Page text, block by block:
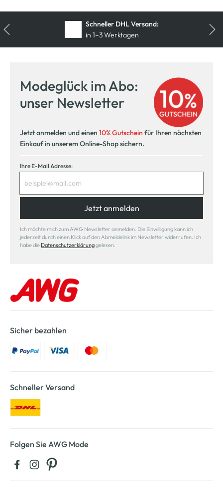
Schneller DHL Versand:
in 1–3 Werktagen
Kostenlose Filiallieferung
in Ihre Wunschfiliale
Modeglück im Abo:
unser Newsletter
Jetzt anmelden und einen 10% Gutschein für Ihren nächsten
Einkauf in unserem Online-Shop sichern.
Ihre E-Mail Adresse:
Jetzt anmelden
Ich möchte mich zum AWG Newsletter anmelden. Die Einwilligung kann ich
jederzeit durch einen Klick auf den Abmeldelink im Newsletter widerrufen. Ich
habe die Datenschutzerklärunggelesen.
Sicher bezahlen
Schneller Versand
Folgen Sie AWG Mode